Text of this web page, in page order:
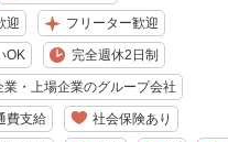
迎 フリーター歓迎
OK 完全週休2日制
業・上場企業のグループ会社
費支給 社会保険あり